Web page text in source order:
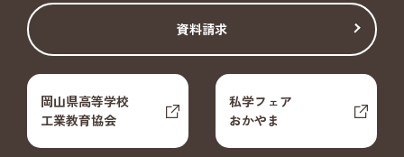
資料請求
岡山県高等学校
工業教育協会
私学フェア
おかやま